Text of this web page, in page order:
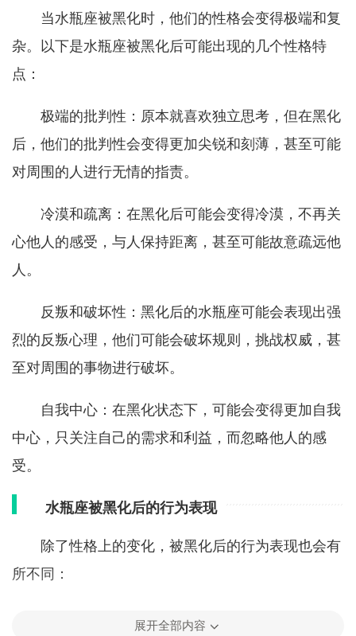
当水瓶座被黑化时，他们的性格会变得极端和复
杂。以下是水瓶座被黑化后可能出现的几个性格特
点：
极端的批判性：原本就喜欢独立思考，但在黑化
后，他们的批判性会变得更加尖锐和刻薄，甚至可能
对周围的人进行无情的指责。
冷漠和疏离：在黑化后可能会变得冷漠，不再关
心他人的感受，与人保持距离，甚至可能故意疏远他
人。
反叛和破坏性：黑化后的水瓶座可能会表现出强
烈的反叛心理，他们可能会破坏规则，挑战权威，甚
至对周围的事物进行破坏。
自我中心：在黑化状态下，可能会变得更加自我
中心，只关注自己的需求和利益，而忽略他人的感
受。
水瓶座被黑化后的行为表现
除了性格上的变化，被黑化后的行为表现也会有
所不同：
言语攻击：黑化后的水瓶座可能会用尖锐的言语
展开全部内容